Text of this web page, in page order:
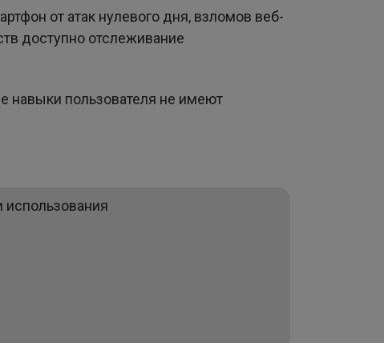
от атак нулевого дня, взломов веб-
доступно отслеживание
навыки пользователя не имеют
использования